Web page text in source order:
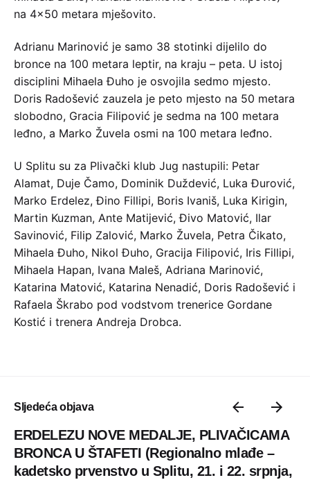
na 4×50 metara mješovito.
Adrianu Marinović je samo 38 stotinki dijelilo do
bronce na 100 metara leptir, na kraju – peta. U istoj
disciplini Mihaela Đuho je osvojila sedmo mjesto.
Doris Radošević zauzela je peto mjesto na 50 metara
slobodno, Gracia Filipović je sedma na 100 metara
leđno, a Marko Žuvela osmi na 100 metara leđno.
U Splitu su za Plivački klub Jug nastupili: Petar
Alamat, Duje Čamo, Dominik Duždević, Luka Đurović,
Marko Erdelez, Đino Fillipi, Boris Ivaniš, Luka Kirigin,
Martin Kuzman, Ante Matijević, Đivo Matović, Ilar
Savinović, Filip Zalović, Marko Žuvela, Petra Čikato,
Mihaela Đuho, Nikol Đuho, Gracija Filipović, Iris Fillipi,
Mihaela Hapan, Ivana Maleš, Adriana Marinović,
Katarina Matović, Katarina Nenadić, Doris Radošević i
Rafaela Škrabo pod vodstvom trenerice Gordane
Kostić i trenera Andreja Drobca.
Sljedeća objava
ERDELEZU NOVE MEDALJE, PLIVAČICAMA
BRONCA U ŠTAFETI (Regionalno mlađe –
kadetsko prvenstvo u Splitu, 21. i 22. srpnja,